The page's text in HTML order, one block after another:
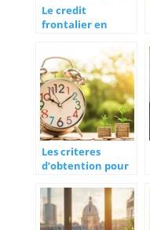
Le credit
frontalier en
opportunite pour
les frontaliers
Les criteres
d’obtention pour
bancaire